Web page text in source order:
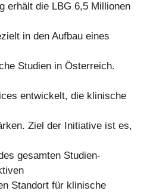
erhält die LBG 6,5 Millionen
in den Aufbau eines
Studien in Österreich.
entwickelt, die klinische
Ziel der Initiative ist es,
gesamten Studien-
Standort für klinische